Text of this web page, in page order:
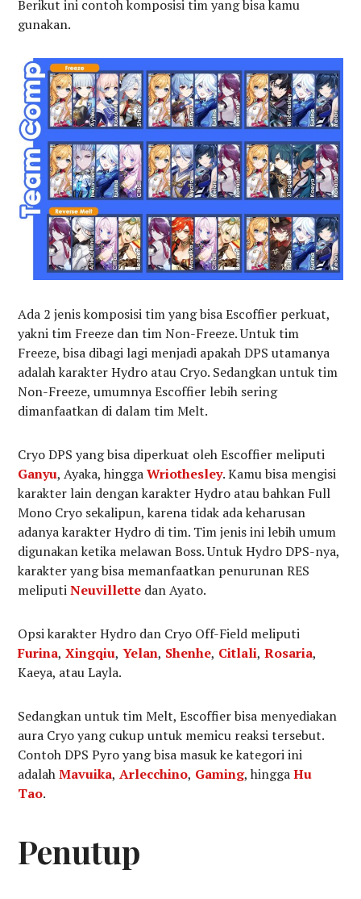
Berikut ini contoh komposisi tim yang bisa kamu
gunakan.
Ada 2 jenis komposisi tim yang bisa Escoffier perkuat,
yakni tim Freeze dan tim Non-Freeze. Untuk tim
Freeze, bisa dibagi lagi menjadi apakah DPS utamanya
adalah karakter Hydro atau Cryo. Sedangkan untuk tim
Non-Freeze, umumnya Escoffier lebih sering
dimanfaatkan di dalam tim Melt.
Cryo DPS yang bisa diperkuat oleh Escoffier meliputi
Ganyu, Ayaka, hinggaWriothesley. Kamu bisa mengisi
karakter lain dengan karakter Hydro atau bahkan Full
Mono Cryo sekalipun, karena tidak ada keharusan
adanya karakter Hydro di tim. Tim jenis ini lebih umum
digunakan ketika melawan Boss. Untuk Hydro DPS-nya,
karakter yang bisa memanfaatkan penurunan RES
meliputiNeuvillette dan Ayato.
Opsi karakter Hydro dan Cryo Off-Field meliputi
Furina, Xingqiu, Yelan, Shenhe, Citlali, Rosaria,
Kaeya, atau Layla.
Sedangkan untuk tim Melt, Escoffier bisa menyediakan
aura Cryo yang cukup untuk memicu reaksi tersebut.
Contoh DPS Pyro yang bisa masuk ke kategori ini
adalahMavuika, Arlecchino, Gaming, hinggaHu
Tao.
Penutup